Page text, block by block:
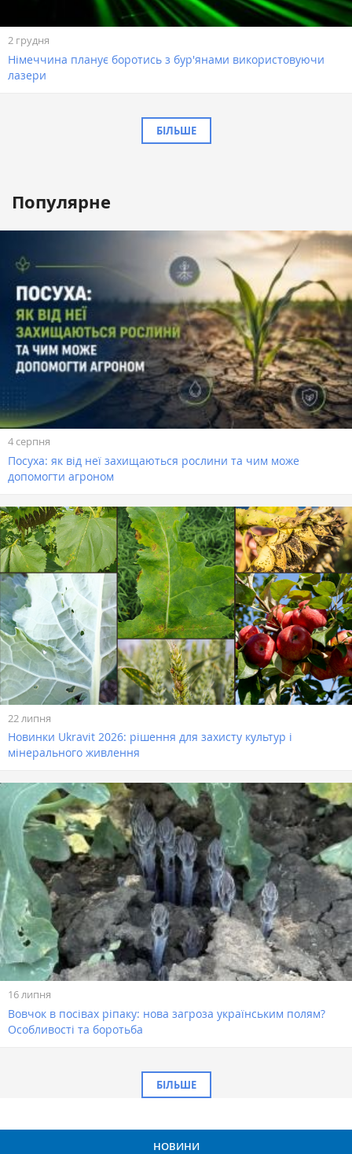
2 грудня
Німеччина планує боротись з бур'янами використовуючи
лазери
БІЛЬШЕ
Популярне
4 серпня
Посуха: як від неї захищаються рослини та чим може
допомогти агроном
22 липня
Новинки Ukravit 2026: рішення для захисту культур і
мінерального живлення
16 липня
Вовчок в посівах ріпаку: нова загроза українським полям?
Особливості та боротьба
БІЛЬШЕ
НОВИНИ